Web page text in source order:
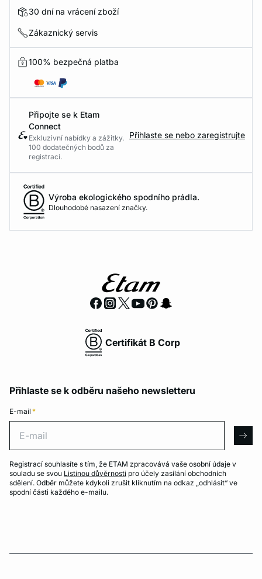
30 dní na vrácení zboží
Zákaznický servis
100% bezpečná platba
Připojte se k Etam
Connect
Exkluzivní nabídky a zážitky.
100 dodatečných bodů za
registraci.
Přihlaste se nebo zaregistrujte
Výroba ekologického spodního prádla.
Dlouhodobé nasazení značky.
Certifikát B Corp
Přihlaste se k odběru našeho newsletteru
E-mail *
Registrací souhlasíte s tím, že ETAM zpracovává vaše osobní údaje v
souladu se svou Listinou důvěrnosti pro účely zasílání obchodních
sdělení. Odběr můžete kdykoli zrušit kliknutím na odkaz „odhlásit“ ve
spodní části každého e-mailu.